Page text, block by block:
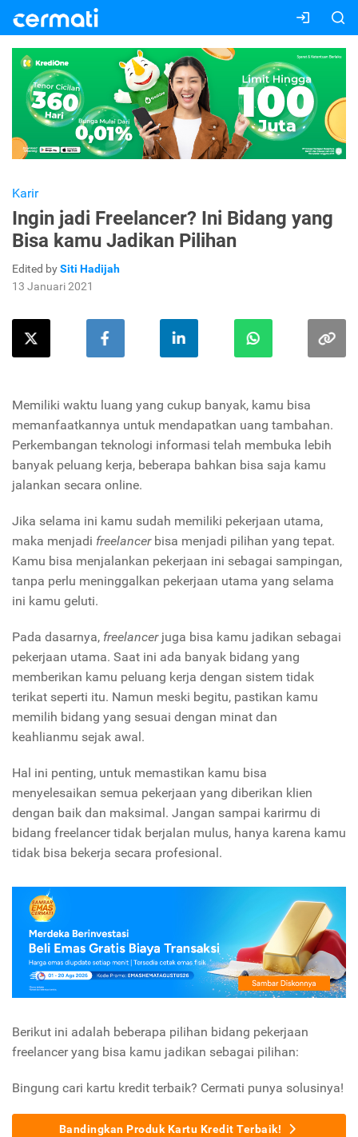
Karir
Ingin jadi Freelancer? Ini Bidang yang
Bisa kamu Jadikan Pilihan
Edited bySiti Hadijah
13 Januari 2021
Memiliki waktu luang yang cukup banyak, kamu bisa
memanfaatkannya untuk mendapatkan uang tambahan.
Perkembangan teknologi informasi telah membuka lebih
banyak peluang kerja, beberapa bahkan bisa saja kamu
jalankan secara online.
Jika selama ini kamu sudah memiliki pekerjaan utama,
maka menjadi freelancer bisa menjadi pilihan yang tepat.
Kamu bisa menjalankan pekerjaan ini sebagai sampingan,
tanpa perlu meninggalkan pekerjaan utama yang selama
ini kamu geluti.
Pada dasarnya, freelancer juga bisa kamu jadikan sebagai
pekerjaan utama. Saat ini ada banyak bidang yang
memberikan kamu peluang kerja dengan sistem tidak
terikat seperti itu. Namun meski begitu, pastikan kamu
memilih bidang yang sesuai dengan minat dan
keahlianmu sejak awal.
Hal ini penting, untuk memastikan kamu bisa
menyelesaikan semua pekerjaan yang diberikan klien
dengan baik dan maksimal. Jangan sampai karirmu di
bidang freelancer tidak berjalan mulus, hanya karena kamu
tidak bisa bekerja secara profesional.
Berikut ini adalah beberapa pilihan bidang pekerjaan
freelancer yang bisa kamu jadikan sebagai pilihan:
Bingung cari kartu kredit terbaik? Cermati punya solusinya!
Bandingkan Produk Kartu Kredit Terbaik!